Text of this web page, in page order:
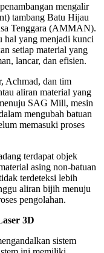
mengalir
tambang Batu Hijau
Tenggara (AMMAN).
hal yang menjadi kunci
setiap material yang
lancar, dan efisien.
Achmad, dan tim
aliran material yang
SAG Mill, mesin
mengubah batuan
memasuki proses
terdapat objek
asing non-batuan
terdeteksi lebih
aliran bijih menuju
pengolahan.
3D
sistem